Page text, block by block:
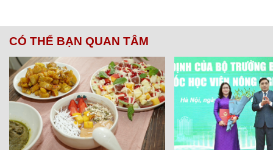
CÓ THỂ BẠN QUAN TÂM